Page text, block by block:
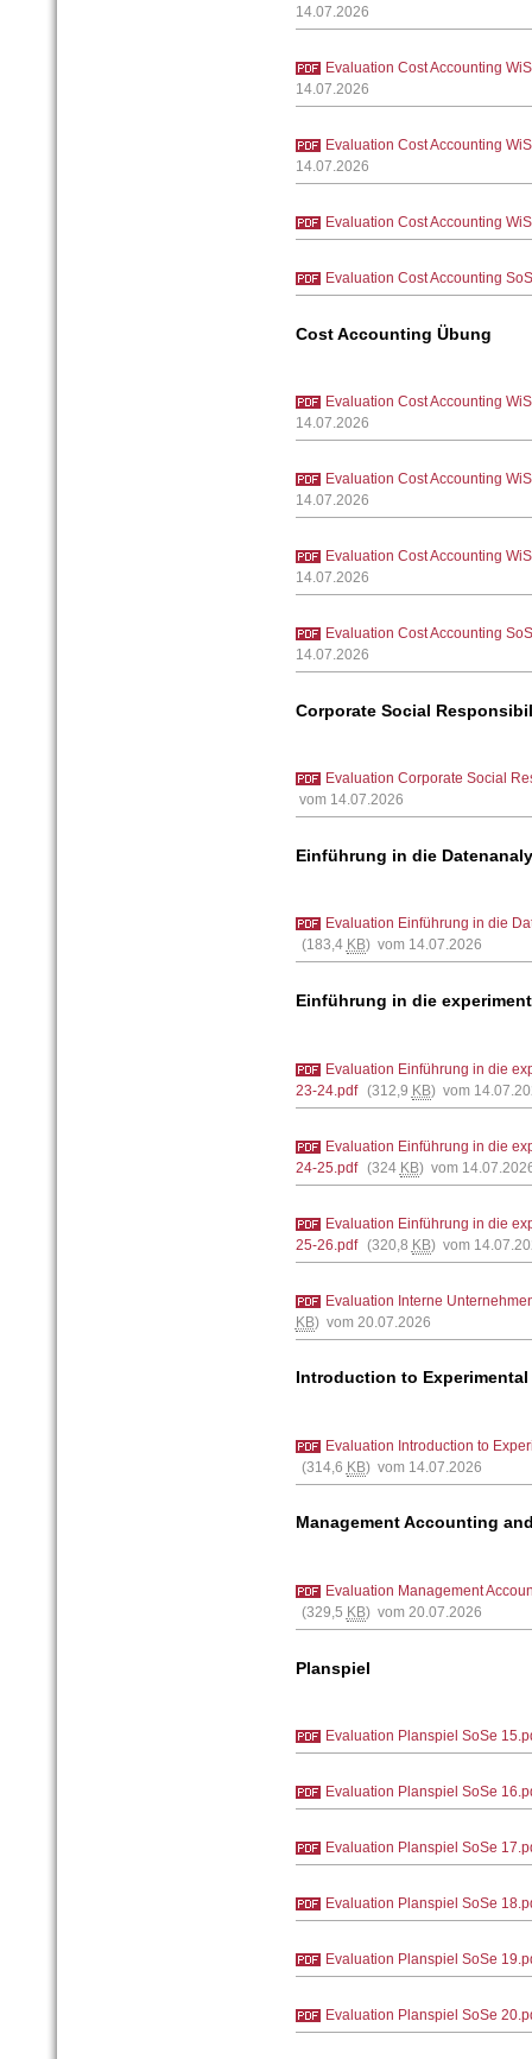
14.07.2026
Evaluation Cost Accounting
14.07.2026
Evaluation Cost Accounting
14.07.2026
Evaluation Cost Accounting
Evaluation Cost Accounting
Cost Accounting Übung
Evaluation Cost Accounting
14.07.2026
Evaluation Cost Accounting
14.07.2026
Evaluation Cost Accounting
14.07.2026
Evaluation Cost Accounting
14.07.2026
Corporate Social
Evaluation Corporate Social
vom 14.07.2026
Einführung in die
Evaluation Einführung in die
(183,4 KB) vom 14.07.2026
Einführung in die
Evaluation Einführung in die
23-24.pdf (312,9 KB) vom
Evaluation Einführung in die
24-25.pdf (324 KB) vom
Evaluation Einführung in die
25-26.pdf (320,8 KB) vom
Evaluation Interne
KB) vom 20.07.2026
Introduction to Experimental
Evaluation Introduction to
(314,6 KB) vom 14.07.2026
Management Accounting
Evaluation Management
(329,5 KB) vom 20.07.2026
Planspiel
Evaluation Planspiel SoSe
Evaluation Planspiel SoSe
Evaluation Planspiel SoSe
Evaluation Planspiel SoSe
Evaluation Planspiel SoSe
Evaluation Planspiel SoSe